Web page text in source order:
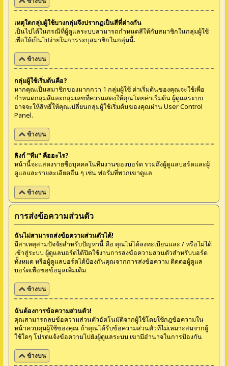
เหตุใดกลุ่มผู้ใช้บางกลุ่มจึงปรากฏเป็นสีที่ต่างกัน
เป็นไปได้ในกรณีที่ผู้ดูแลระบบสามารถกำหนดสีให้กับสมาชิกในกลุ่มผู้ใช้
เพื่อให้เป็นไปง่ายในการระบุสมาชิกในกลุ่มนี้.
ข้างบน
กลุ่มผู้ใช้เริ่มต้นคือ?
หากคุณเป็นสมาชิกของมากกว่า 1 กลุ่มผู้ใช้ ค่าเริ่มต้นของคุณจะใช้เพื่อ
กำหนดกลุ่มสีและกลุ่มเลขที่ควรแสดงให้คุณโดยค่าเริ่มต้น ผู้ดูแลระบบ
อาจจะให้สิทธิ์ให้คุณเปลี่ยนกลุ่มผู้ใช้เริ่มต้นของคุณผ่าน User Control
Panel.
ข้างบน
ลิงก์ "ทีม" คืออะไร?
หน้านี้จะแสดงรายชื่อบุคคลในทีมงานของบอร์ด รวมถึงผู้ดูแลบอร์ดและผู้
ดูแลและรายละเอียดอื่น ๆ เช่น ฟอรั่มที่พวกเขาดูแล
ข้างบน
การส่งข้อความส่วนตัว
ฉันไม่สามารถส่งข้อความส่วนตัวได้!
มีสาเหตุสามปัจจัยสำหรับปัญหานี้ คือ คุณไม่ได้ลงทะเบียนและ / หรือไม่ได้
เข้าสู่ระบบ ผู้ดูแลบอร์ดได้ปิดใช้งานการส่งข้อความส่วนตัวสำหรับบอร์ด
ทั้งหมด หรือผู้ดูแลบอร์ดได้ป้องกันคุณจากการส่งข้อความ ติดต่อผู้ดูแล
บอร์ดเพื่อขอข้อมูลเพิ่มเติม
ข้างบน
ฉันต้องการข้อความส่วนตัว!
คุณสามารถลบข้อความส่วนตัวอัตโนมัติจากผู้ใช้โดยใช้กฎข้อความใน
หน้าควบคุมผู้ใช้ของคุณ ถ้าคุณได้รับข้อความส่วนตัวที่ไม่เหมาะสมจากผู้
ใช้ใดๆ โปรดแจ้งข้อความไปยังผู้ดูแลระบบ เขามีอำนาจในการป้องกัน
ข้างบน